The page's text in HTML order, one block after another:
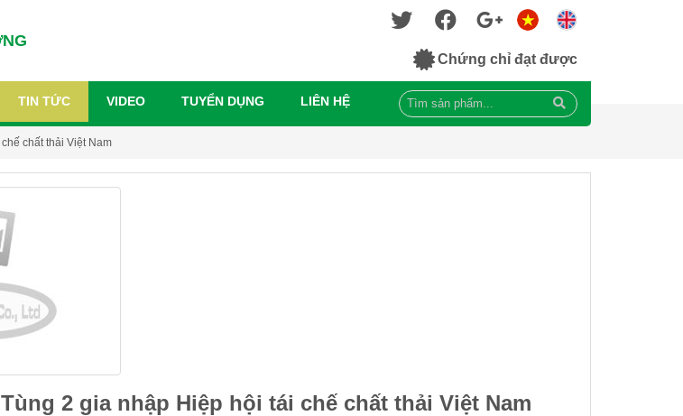
Chứng chỉ đạt được
TIN TỨC VIDEO TUYỂN DỤNG LIÊN HỆ
chất thải Việt Nam
2 gia nhập Hiệp hội tái chế chất thải Việt Nam